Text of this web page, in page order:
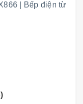
Bếp điện từ